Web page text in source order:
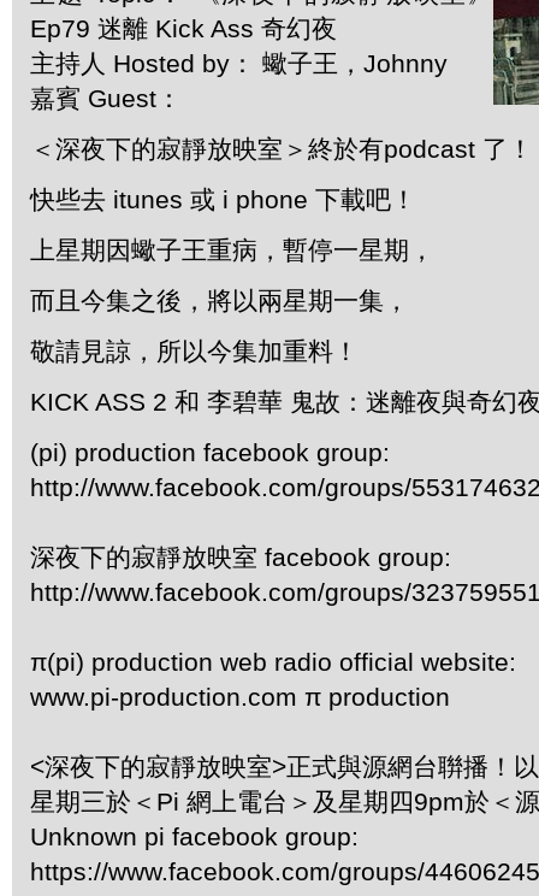
Ep79 迷離 Kick Ass 奇幻夜
主持人 Hosted by： 蠍子王，Johnny
嘉賓 Guest：
＜深夜下的寂靜放映室＞終於有podcast 了！
快些去 itunes 或 i phone 下載吧！
上星期因蠍子王重病，暫停一星期，
而且今集之後，將以兩星期一集，
敬請見諒，所以今集加重料！
KICK ASS 2 和 李碧華 鬼故：迷離夜與奇幻
(pi) production facebook group:
http://www.facebook.com/groups/
深夜下的寂靜放映室 facebook group:
http://www.facebook.com/groups/
π(pi) production web radio official website:
www.pi-production.com π production
<深夜下的寂靜放映室>正式與源網台聨播！
星期三於＜Pi 網上電台＞及星期四9pm於＜
Unknown pi facebook group:
https://www.facebook.com/groups/